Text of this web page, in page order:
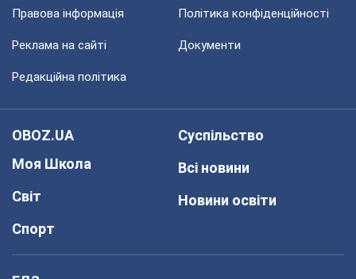
Правова інформація Політика конфіденційності
Реклама на сайті Документи
Редакційна політика
OBOZ.UA
Моя Школа
Світ
Спорт
Суспільство
Всі новини
Новини освіти